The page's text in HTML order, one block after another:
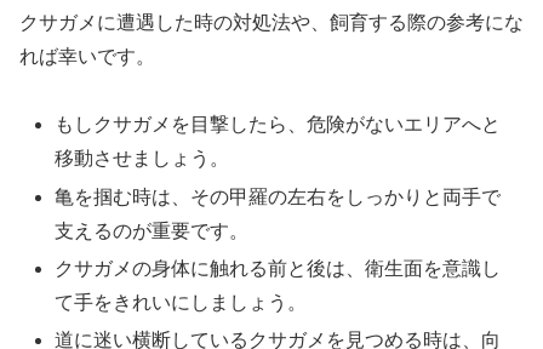
クサガメに遭遇した時の対処法や、飼育する際の参考にな
れば幸いです。
もしクサガメを目撃したら、危険がないエリアへと
移動させましょう。
亀を掴む時は、その甲羅の左右をしっかりと両手で
支えるのが重要です。
クサガメの身体に触れる前と後は、衛生面を意識し
て手をきれいにしましょう。
道に迷い横断しているクサガメを見つめる時は、向